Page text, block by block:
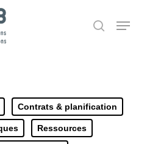
search
Menu
Contrats & planification
Ressources